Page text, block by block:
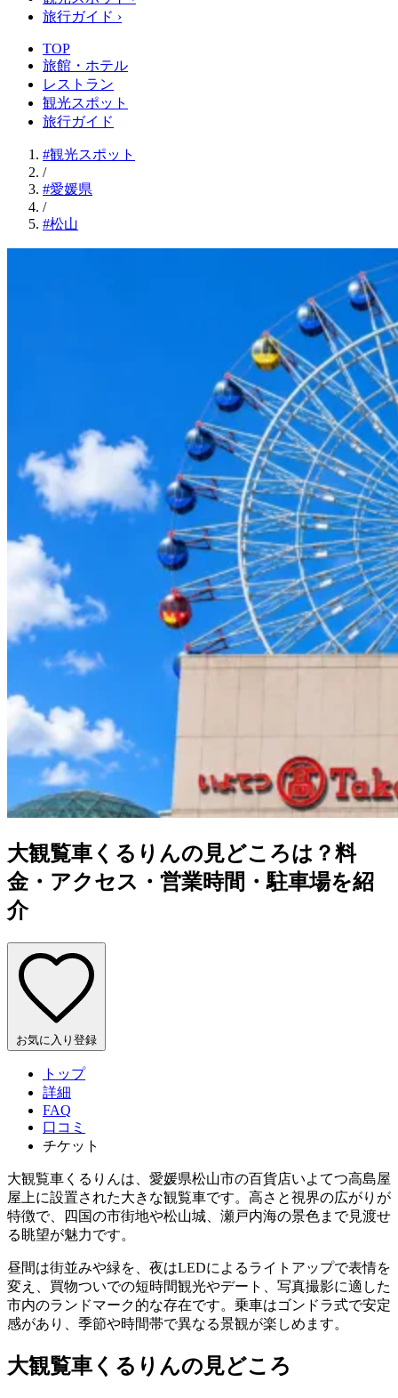
旅行ガイド ›
TOP
旅館・ホテル
レストラン
観光スポット
旅行ガイド
#観光スポット
/
#愛媛県
/
#松山
大観覧車くるりんの見どころは？料
金・アクセス・営業時間・駐車場を紹
介
お気に入り登録
トップ
詳細
FAQ
口コミ
チケット
大観覧車くるりんは、愛媛県松山市の百貨店いよてつ高島屋
屋上に設置された大きな観覧車です。高さと視界の広がりが
特徴で、四国の市街地や松山城、瀬戸内海の景色まで見渡せ
る眺望が魅力です。
昼間は街並みや緑を、夜はLEDによるライトアップで表情を
変え、買物ついでの短時間観光やデート、写真撮影に適した
市内のランドマーク的な存在です。乗車はゴンドラ式で安定
感があり、季節や時間帯で異なる景観が楽しめます。
大観覧車くるりんの見どころ